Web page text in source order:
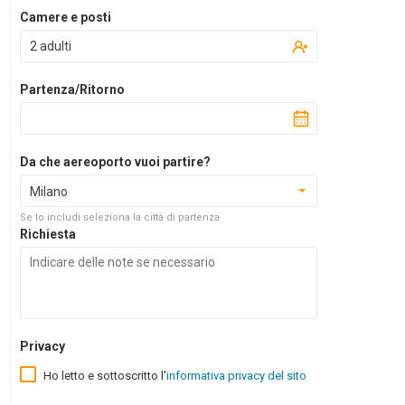
Camere e posti
2 adulti
Partenza/Ritorno
Da che aereoporto vuoi partire?
Milano
Se lo includi seleziona la città di partenza
Richiesta
Privacy
Ho letto e sottoscritto l'informativa privacy del sito